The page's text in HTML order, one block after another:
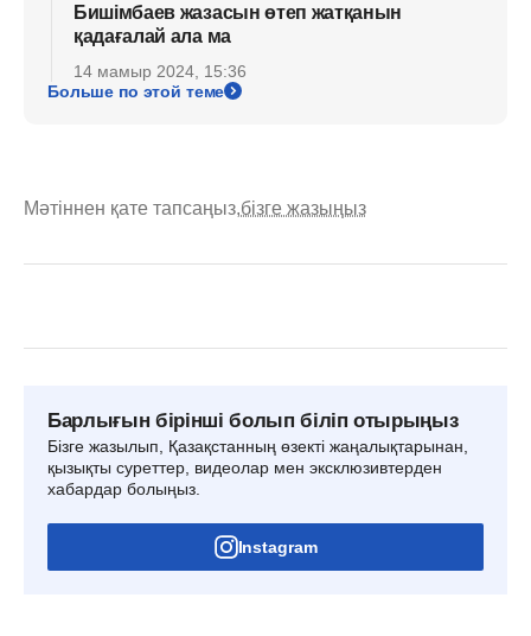
Бишімбаев жазасын өтеп жатқанын
қадағалай ала ма
14 мамыр 2024, 15:36
Больше по этой теме
Мәтіннен қате тапсаңыз,бізге жазыңыз
Барлығын бірінші болып біліп отырыңыз
Бізге жазылып, Қазақстанның өзекті жаңалықтарынан,
қызықты суреттер, видеолар мен эксклюзивтерден
хабардар болыңыз.
Instagram